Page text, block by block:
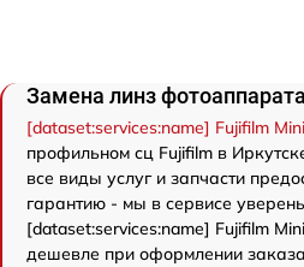
Замена линз
[dataset:services:name] Fujifilm
профильном сц Fujifilm в
все виды услуг и запчасти
гарантию - мы в сервисе
[dataset:services:name] Fujifilm
дешевле при оформлении